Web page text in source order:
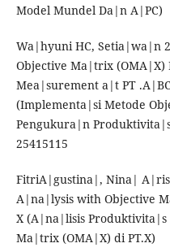
Model Mundel Da|n A|PC)
Wa|hyuni HC, Setia|wa|n
Objective Ma|trix
Mea|surement a|t PT
(Implementa|si Metode
Pengukura|n
25415115
FitriA|gustina|, Nina|
A|na|lysis with Objective
X (A|na|lisis Produktivita|s
Ma|trix (OMA|X) di PT.X)